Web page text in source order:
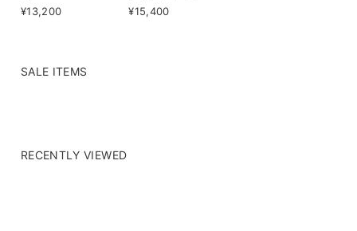
¥13,200
¥15,400
SALE ITEMS
RECENTLY VIEWED